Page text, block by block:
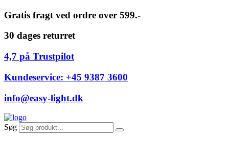
Videre
indhold
Gratis fragt ved ordre over 599.-
30 dages returret
4,7 på Trustpilot
Kundeservice: +45 9387 3600
info@easy-light.dk
Søg